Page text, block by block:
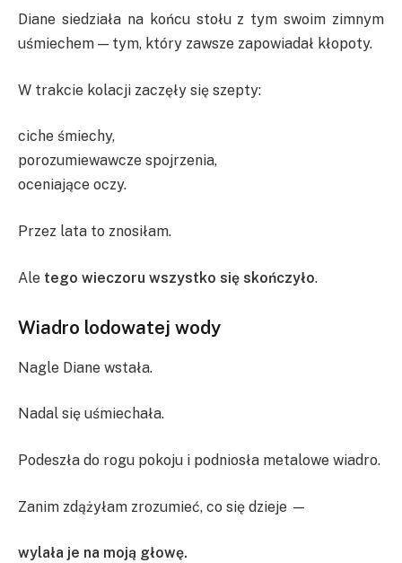
Diane siedziała na końcu stołu z tym swoim zimnym
uśmiechem — tym, który zawsze zapowiadał kłopoty.
W trakcie kolacji zaczęły się szepty:
ciche śmiechy,
porozumiewawcze spojrzenia,
oceniające oczy.
Przez lata to znosiłam.
Ale tego wieczoru wszystko się skończyło.
Wiadro lodowatej wody
Nagle Diane wstała.
Nadal się uśmiechała.
Podeszła do rogu pokoju i podniosła metalowe wiadro.
Zanim zdążyłam zrozumieć, co się dzieje —
wylała je na moją głowę.